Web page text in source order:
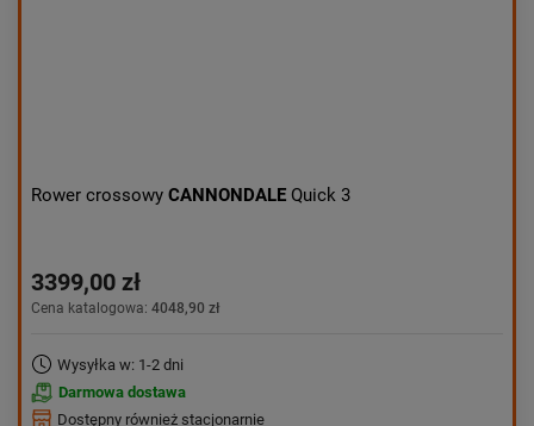
Rower crossowy CANNONDALE Quick 3
3399,00 zł
Cena katalogowa: 4048,90 zł
Wysyłka w: 1-2 dni
Darmowa dostawa
Dostępny również stacjonarnie